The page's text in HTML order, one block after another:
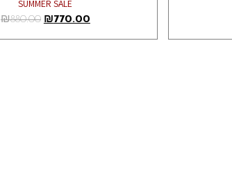
SUMMER SALE
₪770.00
₪880.00